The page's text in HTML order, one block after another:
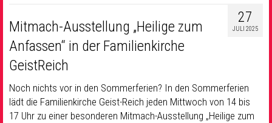
27
JULI 2025
Mitmach-Ausstellung „Heilige zum
Anfassen“ in der Familienkirche
GeistReich
Noch nichts vor in den Sommerferien? In den Sommerferien
lädt die Familienkirche Geist-Reich jeden Mittwoch von 14 bis
17 Uhr zu einer besonderen Mitmach-Ausstellung „Heilige zum